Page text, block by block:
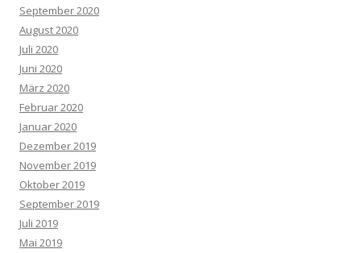
September 2020
August 2020
Juli 2020
Juni 2020
März 2020
Februar 2020
Januar 2020
Dezember 2019
November 2019
Oktober 2019
September 2019
Juli 2019
Mai 2019